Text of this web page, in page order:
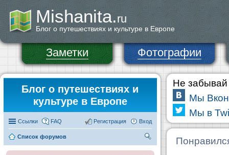
Mishanita.ru
Блог о путешествиях и культуре в Европе
Заметки Фотографии
Блог о путешествиях и
культуре в Европе
Ссылки FAQ Вход
Регистрация
Список форумов
Не забывай
Мы
Мы в